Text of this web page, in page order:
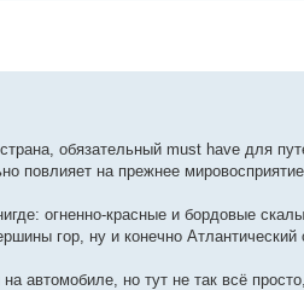
обязательный must have для
повлияет на прежнее мировосприятие.
огненно-красные и бордовые
гор, ну и конечно Атлантический
автомобиле, но тут не так всё